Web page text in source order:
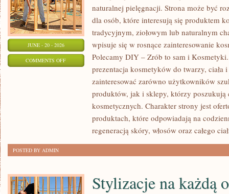
JUNE - 20 - 2026
COMMENTS OFFON
naturalnej pielęgnacji. Strona może być
dla osób, które interesują się produktem
tradycyjnym, ziołowym lub naturalnym
wpisuje się w rosnące zainteresowanie
Polecamy DIY – Zrób to sam i
prezentacja kosmetyków do twarzy, ciała
zainteresować zarówno użytkowników
produktów, jak i sklepy, którzy poszukują
kosmetycznych. Charakter strony jest
produktach, które odpowiadają na
regeneracją skóry, włosów oraz całego
POSTED BY ADMIN
Stylizacje na każdą